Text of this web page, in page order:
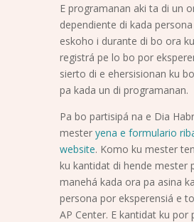
E programanan aki ta di un
dependiente di kada
eskoho i durante di bo ora
registrá pe lo bo por
sierto di e ehersisionan ku
pa kada un di programanan.
Pa bo partisipá na e Dia
mester yena e formulario
website. Komo ku mester
ku kantidat di hende mester
manehá kada ora pa asina
persona por eksperensiá e
AP Center. E kantidat ku por